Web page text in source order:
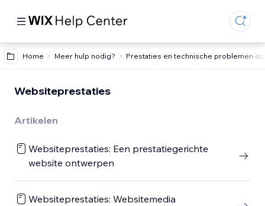
Home Meer hulp nodig? Prestaties en technische problemen
Websiteprestaties
Artikelen
Websiteprestaties: Een prestatiegerichte
website ontwerpen
Websiteprestaties: Websitemedia